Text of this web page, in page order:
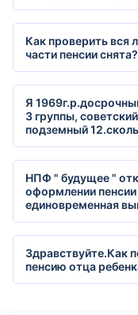
Как проверить вся
части пенсии снята?
Я
3 группы,
подземный
НПФ " будущее "
оформлении пенсии
единовременная
Здравствуйте.Как
пенсию отца